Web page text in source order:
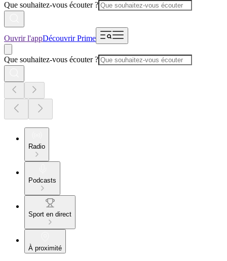
Que souhaitez-vous écouter ?
Ouvrir l'appDécouvrir Prime
Que souhaitez-vous écouter ?
Radio
Podcasts
Sport en direct
À proximité